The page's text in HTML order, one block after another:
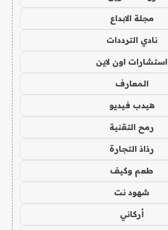
مجلة الابداع
نادي الترددات
استشارات اون لاين
المعارف
هيدب فيديو
رمح التقنية
رذاذ التجارة
طعم وكيف
شهود نت
أركاني